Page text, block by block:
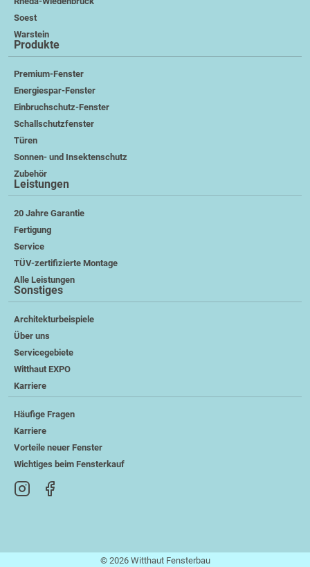
Soest
Warstein
Produkte
Premium-Fenster
Energiespar-Fenster
Einbruchschutz-Fenster
Schallschutzfenster
Türen
Sonnen- und Insektenschutz
Zubehör
Leistungen
20 Jahre Garantie
Fertigung
Service
TÜV-zertifizierte Montage
Alle Leistungen
Sonstiges
Architekturbeispiele
Über uns
Servicegebiete
Witthaut EXPO
Karriere
Häufige Fragen
Karriere
Vorteile neuer Fenster
Wichtiges beim Fensterkauf
© 2026 Witthaut Fensterbau